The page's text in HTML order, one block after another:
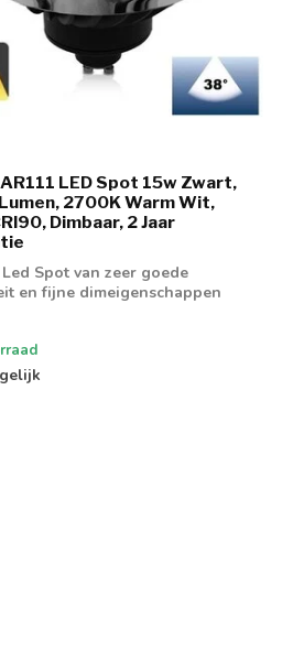
LED Spot 15w Zwart,
2700K Warm Wit,
Dimbaar, 2 Jaar
Spot van zeer goede
en fijne dimeigenschappen